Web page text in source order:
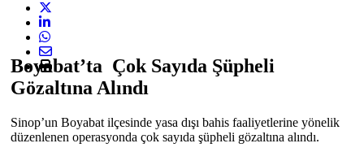
Boyabat’ta Çok Sayıda Şüpheli
Gözaltına Alındı
Sinop’un Boyabat ilçesinde yasa dışı bahis faaliyetlerine yönelik
düzenlenen operasyonda çok sayıda şüpheli gözaltına alındı.